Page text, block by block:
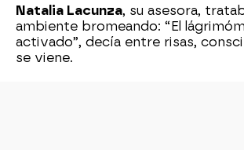
Natalia Lacunza, su asesora,
ambiente bromeando: “El
activado”, decía entre risas,
se viene.